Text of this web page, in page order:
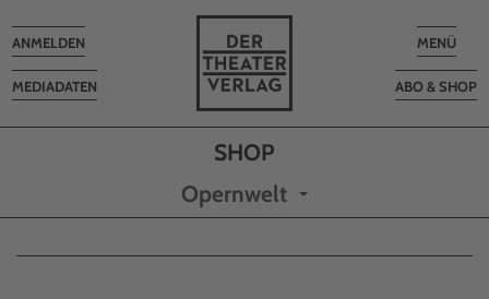
Toggle
MENÜ
ABO & SHOP
MEDIADATEN
Toggle
navigation
ANMELDEN
Opernwelt